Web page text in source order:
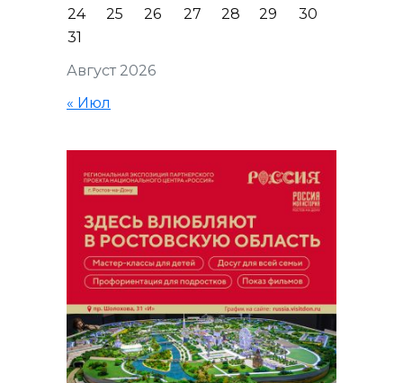
Август 2026
24
25 26 27 28 29
30
31
« Июл